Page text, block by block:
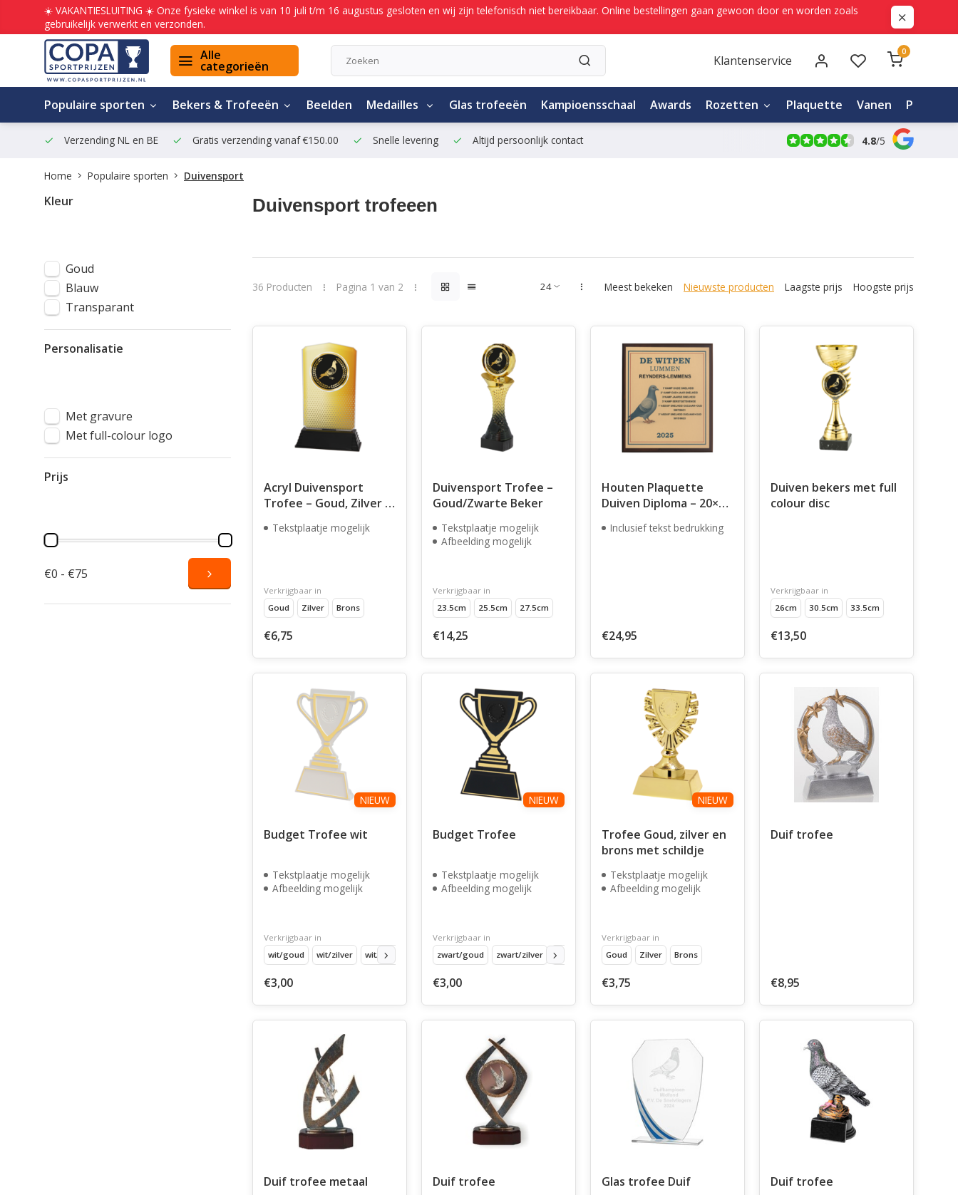
☀️ VAKANTIESLUITING ☀️ Onze fysieke winkel is van 10 juli t/m 16 augustus gesloten en wij zijn telefonisch niet bereikbaar. Online bestellingen gaan gewoon door en worden zoals
gebruikelijk verwerkt en verzonden.
Alle
categorieën Klantenservice
0
Populaire sporten Bekers & Trofeeën Beelden Medailles Glas trofeeën Kampioensschaal Awards Rozetten Plaquette Vanen
Verzending NL en BE Gratis verzending vanaf €150.00 Snelle levering Altijd persoonlijk contact 4.8/5
Home Populaire sporten Duivensport
Kleur
Goud
Blauw
Transparant
Personalisatie
Met gravure
Met full-colour logo
Prijs
€0 - €75
Duivensport trofeeen
36 Producten Pagina 1 van 2 Meest bekeken Nieuwste producten Laagste prijs Hoogste prijs
Acryl Duivensport
Trofee – Goud, Zilver &
Tekstplaatje mogelijk
Verkrijgbaar in
Goud
Zilver Brons
€6,75
Duivensport Trofee –
Goud/Zwarte Beker
Tekstplaatje mogelijk
Afbeelding mogelijk
Verkrijgbaar in
23.5cm
25.5cm 27.5cm
€14,25
Houten Plaquette
Duiven Diploma – 20×25
Inclusief tekst bedrukking
€24,95
Duiven bekers met full
colour disc
Verkrijgbaar in
26cm
30.5cm 33.5cm
€13,50
NIEUW
Budget Trofee wit
Tekstplaatje mogelijk
Afbeelding mogelijk
Verkrijgbaar in
wit/goud
wit/zilver wit/brons
€3,00
NIEUW
Budget Trofee
Tekstplaatje mogelijk
Afbeelding mogelijk
Verkrijgbaar in
zwart/goud
zwart/zilver zwart/brons
€3,00
NIEUW
Trofee Goud, zilver en
brons met schildje
Tekstplaatje mogelijk
Afbeelding mogelijk
Verkrijgbaar in
Goud
Zilver Brons
€3,75
Duif trofee
€8,95
Duif trofee metaal Duif trofee Glas trofee Duif Duif trofee